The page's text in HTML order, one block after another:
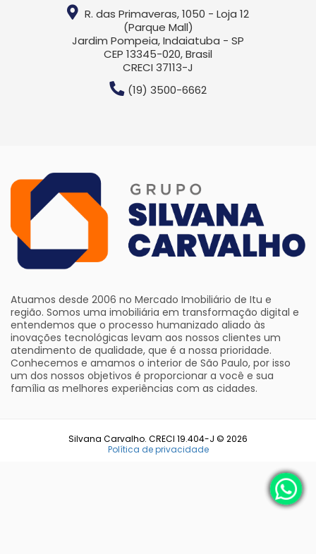
R. das Primaveras, 1050 - Loja 12
(Parque Mall)
Jardim Pompeia, Indaiatuba - SP
CEP 13345-020, Brasil
CRECI 37113-J
(19) 3500-6662
Atuamos desde 2006 no Mercado Imobiliário de Itu e
região. Somos uma imobiliária em transformação digital e
entendemos que o processo humanizado aliado às
inovações tecnológicas levam aos nossos clientes um
atendimento de qualidade, que é a nossa prioridade.
Conhecemos e amamos o interior de São Paulo, por isso
um dos nossos objetivos é proporcionar a você e sua
família as melhores experiências com as cidades.
Silvana Carvalho. CRECI 19.404-J © 2026
Política de privacidade